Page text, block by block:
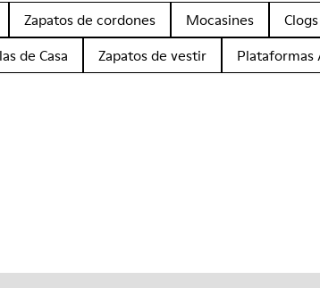
Zapatos de cordones Mocasines Clogs
de Casa Zapatos de vestir
Plataformas